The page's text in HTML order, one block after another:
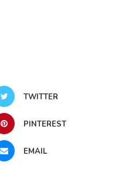
TWITTER
PINTEREST
EMAIL